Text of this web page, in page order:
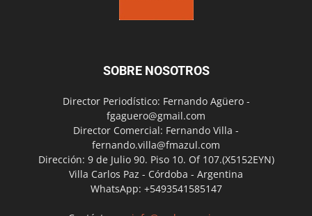
SOBRE NOSOTROS
Director Periodístico: Fernando Agüero -
fgaguero@gmail.com
Director Comercial: Fernando Villa -
fernando.villa@fmazul.com
Dirección: 9 de Julio 90. Piso 10. Of 107.(X5152EYN)
Villa Carlos Paz - Córdoba - Argentina
WhatsApp: +5493541585147